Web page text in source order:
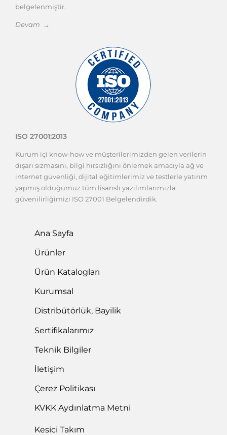
belgelenmiştir.
Devam →
ISO 27001:2013
Kurum içi know-how ve müşterilerimizden gelen verilerin
dışarı sızmasını, bilgi hırsızlığını önlemek amacıyla ağ ve
internet güvenliği, dijital eğitimlerimiz ve testlerle yatırım
yapmış olduğumuz tüm lisanslı yazılımlarımızla
güvenilirliğimizi ISO 27001 Belgelendirdik.
Ana Sayfa
Ürünler
Ürün Katalogları
Kurumsal
Distribütörlük, Bayilik
Sertifikalarımız
Teknik Bilgiler
İletişim
Çerez Politikası
KVKK Aydınlatma Metni
Kesici Takım